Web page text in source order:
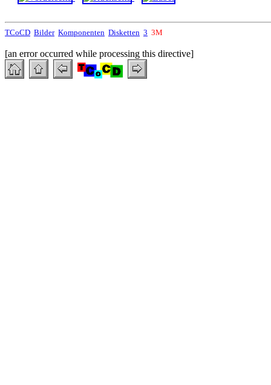
TCoCD Bilder Komponenten Disketten 3 3M
[an error occurred while processing this directive]